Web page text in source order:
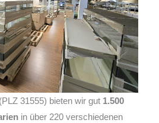
31555) bieten wir gut 1.500
in über 220 verschiedenen